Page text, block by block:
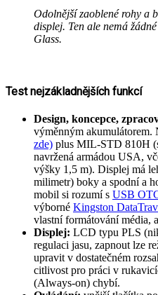
Odolnější zaoblené rohy a
displej. Ten ale nemá
Glass.
Test nejzákladnějších funkcí
Design, koncepce,
výměnným
zde) plus MIL-STD 810H
navržená armádou USA,
výšky 1,5 m). Displej má
milimetr) boky a spodní a
mobil si rozumí s USB
výborné Kingston
vlastní formátování média,
Displej: LCD typu PLS
regulaci jasu, zapnout lze
upravit v dostatečném
citlivost pro práci v
(Always-on) chybí.